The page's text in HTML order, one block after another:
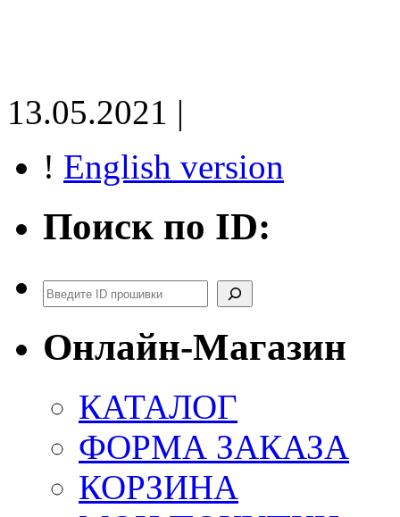
13.05.2021 |
! English version
Поиск по ID:
Поиск
Онлайн-Магазин
КАТАЛОГ
ФОРМА ЗАКАЗА
КОРЗИНА